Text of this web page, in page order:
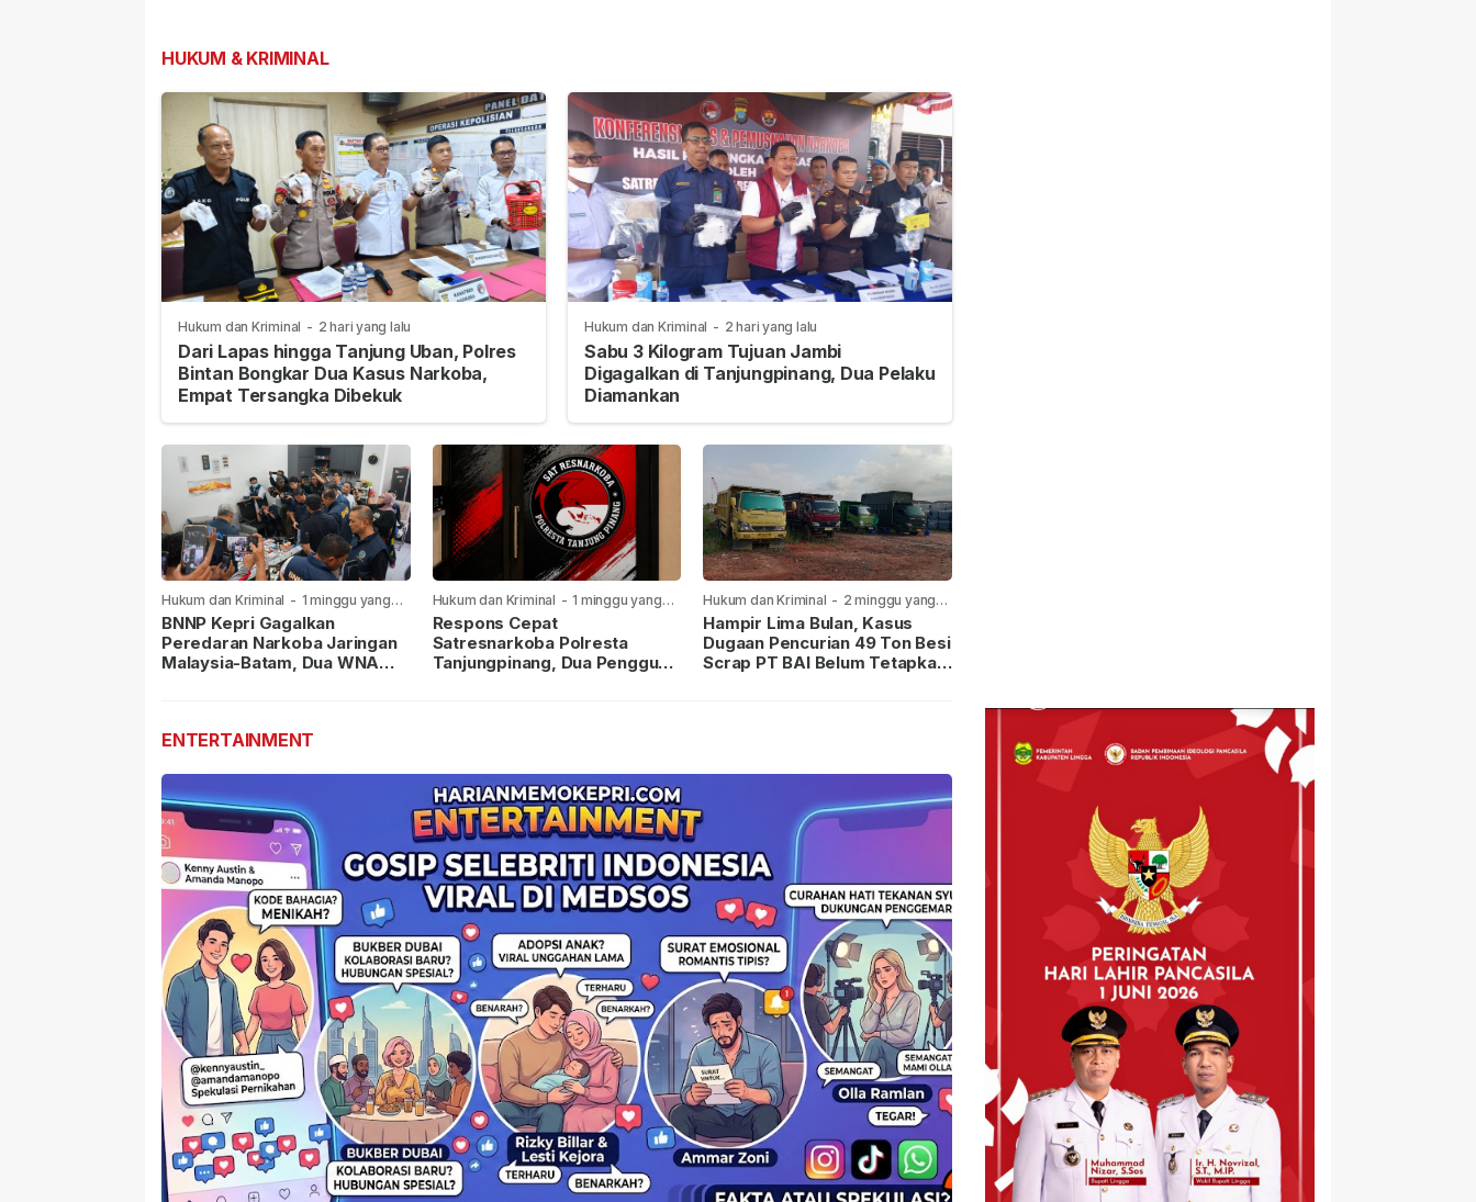
HUKUM & KRIMINAL
Hukum dan Kriminal - 2 hari yang lalu
Dari Lapas hingga Tanjung Uban, Polres
Bintan Bongkar Dua Kasus Narkoba,
Empat Tersangka Dibekuk
Hukum dan Kriminal - 2 hari yang lalu
Sabu 3 Kilogram Tujuan Jambi
Digagalkan di Tanjungpinang, Dua Pelaku
Diamankan
Hukum dan Kriminal - 1 minggu yang
lalu
BNNP Kepri Gagalkan
Peredaran Narkoba Jaringan
Malaysia-Batam, Dua WNA
Hukum dan Kriminal - 1 minggu yang
lalu
Respons Cepat
Satresnarkoba Polresta
Tanjungpinang, Dua Pengguna
Hukum dan Kriminal - 2 minggu yang
lalu
Hampir Lima Bulan, Kasus
Dugaan Pencurian 49 Ton Besi
Scrap PT BAI Belum Tetapkan
ENTERTAINMENT